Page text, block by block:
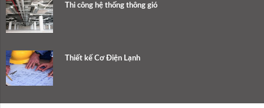
Thi công hệ thống thông gió
Thiết kế Cơ Điện Lạnh